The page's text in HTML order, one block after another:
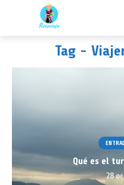
Tag -
Qué es el
28